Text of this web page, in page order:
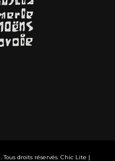
. Tous droits réservés. Chic Lite |